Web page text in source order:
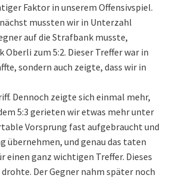
Faktor in unserem Offensivspiel.
mussten wir in Unterzahl
auf die Strafbank musste,
zum 5:2. Dieser Treffer war in
sondern auch zeigte, dass wir in
Dennoch zeigte sich einmal mehr,
5:3 gerieten wir etwas mehr unter
Vorsprung fast aufgebraucht und
übernehmen, und genau das taten
einen ganz wichtigen Treffer. Dieses
Der Gegner nahm später noch